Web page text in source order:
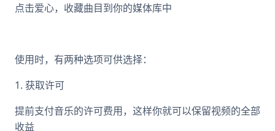
点击爱心，收藏曲目到你的媒体库中
使用时，有两种选项可供选择：
1. 获取许可
提前支付音乐的许可费用，这样你就可以保留视频的全部
收益